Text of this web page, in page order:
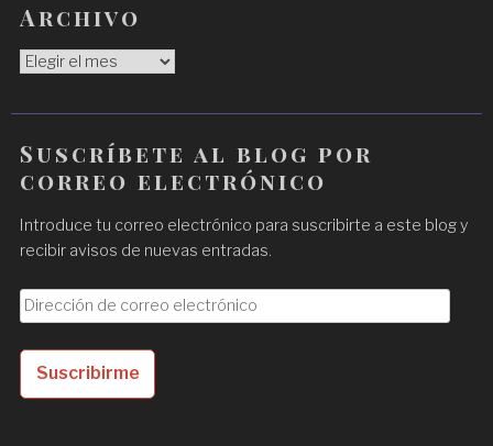
Archivo
Archivo
Suscríbete al blog por
correo electrónico
Introduce tu correo electrónico para suscribirte a este blog y
recibir avisos de nuevas entradas.
D
i
r
c
Suscribirme